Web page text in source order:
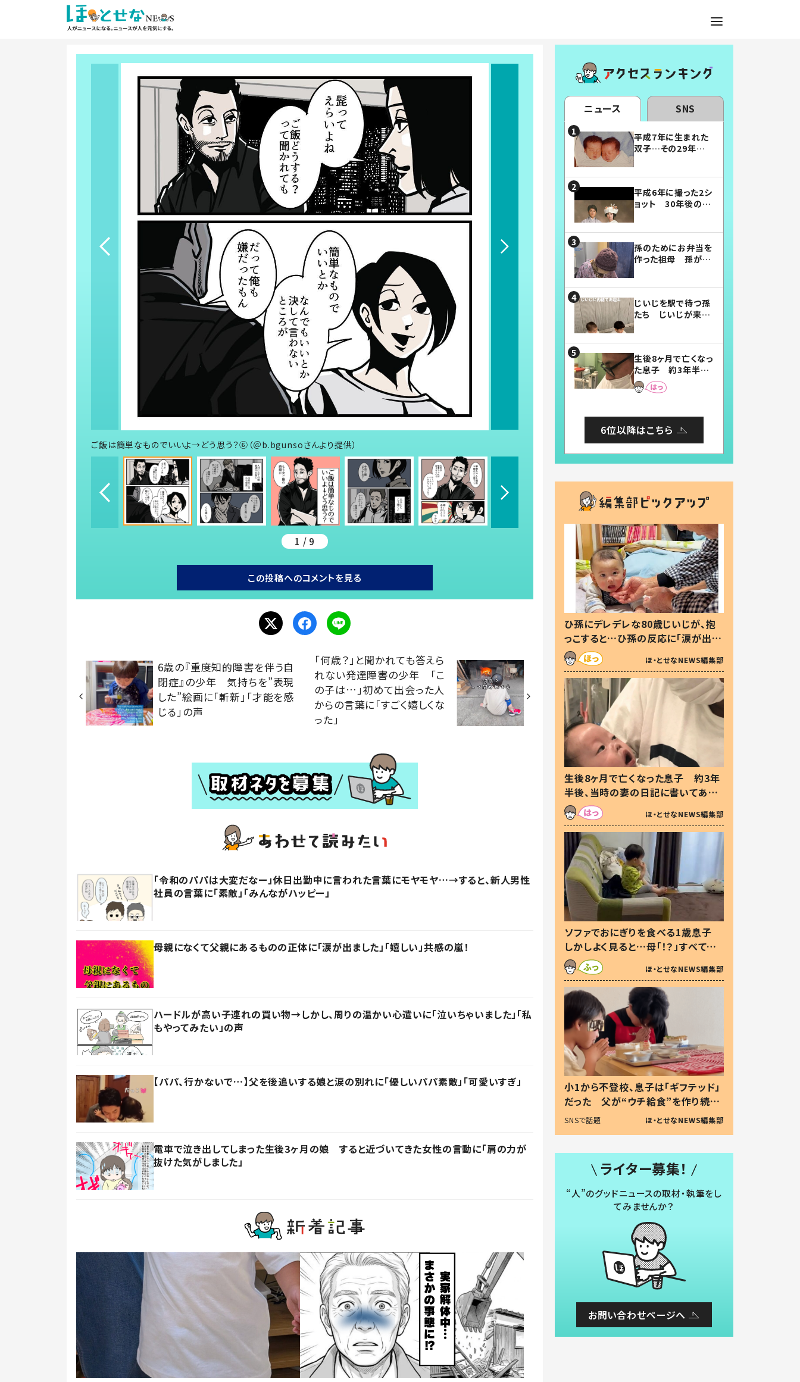
ご飯は簡単なものでいいよ→どう思う？⑥（＠b.bgunsoさんより提供）
1 / 9
この投稿へのコメントを見る
6歳の『重度知的障害を伴う自
閉症』の少年 気持ちを”表現
した”絵画に「斬新」「才能を感
じる」の声
「何歳？」と聞かれても答えら
れない発達障害の少年 「こ
の子は…」初めて出会った人
からの言葉に「すごく嬉しくな
った」
「令和のパパは大変だなー」休日出勤中に言われた言葉にモヤモヤ…→すると、新人男性
社員の言葉に「素敵」「みんながハッピー」
母親になくて父親にあるものの正体に「涙が出ました」「嬉しい」共感の嵐！
ハードルが高い子連れの買い物→しかし、周りの温かい心遣いに「泣いちゃいました」「私
もやってみたい」の声
【パパ、行かないで…】父を後追いする娘と涙の別れに「優しいパパ素敵」「可愛いすぎ」
電車で泣き出してしまった生後3ヶ月の娘 すると近づいてきた女性の言動に「肩の力が
抜けた気がしました」
ニュース SNS
平成7年に生まれた
双子…その29年後
平成6年に撮った2シ
ョット 30年後の姿
孫のためにお弁当を
作った祖母 孫が絶
じいじを駅で待つ孫
たち じいじが来た
まらない」「幸せにな
れる」
生後8ヶ月で亡くなっ
た息子 約3年半
後、当時の妻の日記
に書いてあった本音
6位以降はこちら
ひ孫にデレデレな80歳じいじが、抱
っこすると…ひ孫の反応に「涙が出ま
した」「可愛くて仕方ない」
ほ・とせなNEWS編集部
生後8ヶ月で亡くなった息子 約3年
半後、当時の妻の日記に書いてあっ
た本音とは
ほ・とせなNEWS編集部
ソファでおにぎりを食べる1歳息子
しかしよく見ると…母「！？」すべてを
察した母の投稿に「可愛いから許
す！」「現行犯〜」
ほ・とせなNEWS編集部
小1から不登校、息子は「ギフテッド」
だった 父が“ウチ給食”を作り続け
る理由とは #令和の親 #令和の子
SNSで話題 ほ・とせなNEWS編集部
ライター募集！
“人”のグッドニュースの取材・執筆をし
てみませんか？
お問い合わせページへ